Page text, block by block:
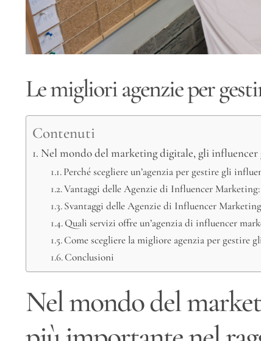
Le migliori agenzie per
Contenuti
Nel mondo del marketing digitale, gli
Perché scegliere un’agenzia per gestire gli
Vantaggi delle Agenzie di Influencer Marketing:
Svantaggi delle Agenzie di Influencer
Quali servizi offre un’agenzia di influencer
Come scegliere la migliore agenzia per gestire
Conclusioni
Nel mondo del